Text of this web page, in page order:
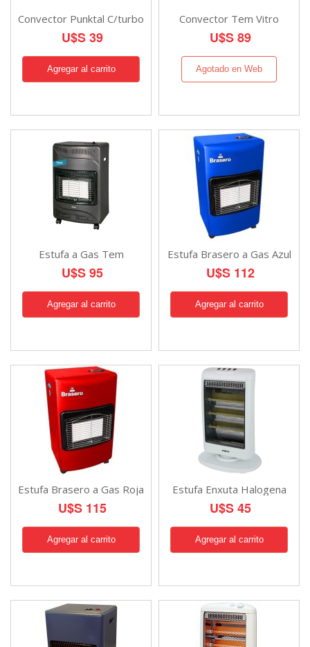
Convector Punktal C/turbo
U$S 39
Convector Tem Vitro
U$S 89
Agotado en Web
Estufa a Gas Tem
U$S 95
Estufa Brasero a Gas Azul
U$S 112
Estufa Brasero a Gas Roja
U$S 115
Estufa Enxuta Halogena
U$S 45